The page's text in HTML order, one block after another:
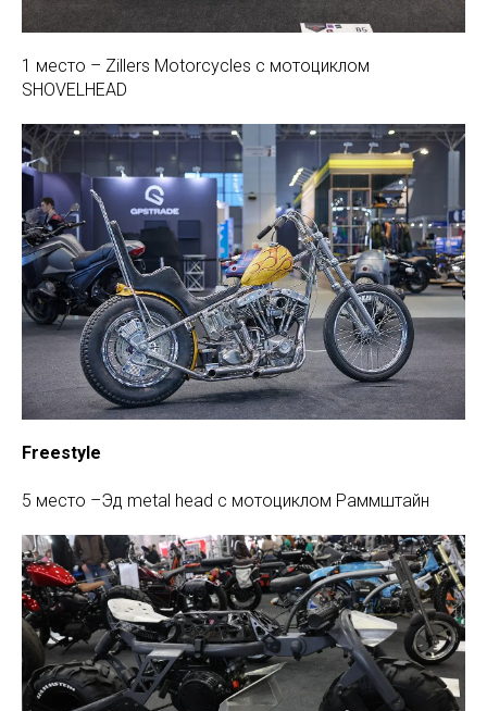
1 место – Zillers Motorcycles с мотоциклом
SHOVELHEAD
Freestyle
5 место –Эд metal head с мотоциклом Раммштайн